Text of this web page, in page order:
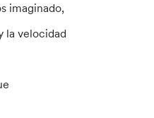
imaginado,
la velocidad